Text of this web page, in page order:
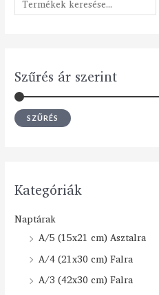
Szűrés ár szerint
SZŰRÉS
Kategóriák
Naptárak
A/5 (15x21 cm) Asztalra
A/4 (21x30 cm) Falra
A/3 (42x30 cm) Falra